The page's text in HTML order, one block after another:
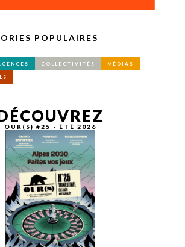
POPULAIRES
COLLECTIVITÉS MÉDIAS
OUR(S) #25 - ÉTÉ 2026